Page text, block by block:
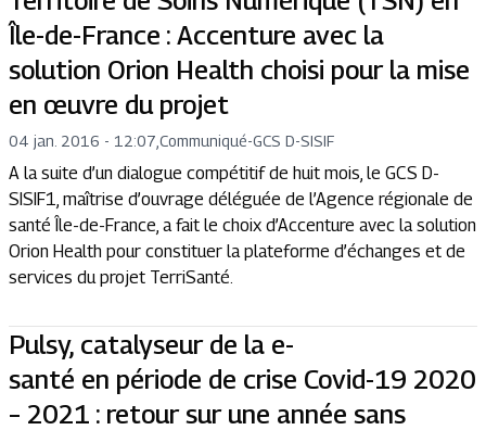
Île-de-France : Accenture avec la
solution Orion Health choisi pour la mise
en œuvre du projet
04 jan. 2016 - 12:07 Communiqué-GCS D-SISIF
A la suite d’un dialogue compétitif de huit mois, le GCS D-
SISIF1, maîtrise d’ouvrage déléguée de l’Agence régionale de
santé Île-de-France, a fait le choix d’Accenture avec la solution
Orion Health pour constituer la plateforme d’échanges et de
services du projet TerriSanté.
Pulsy, catalyseur de la e-
santé en période de crise Covid-19 2020
– 2021 : retour sur une année sans